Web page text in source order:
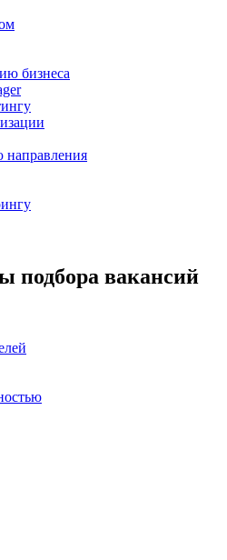
бизнеса
направления
подбора вакансий